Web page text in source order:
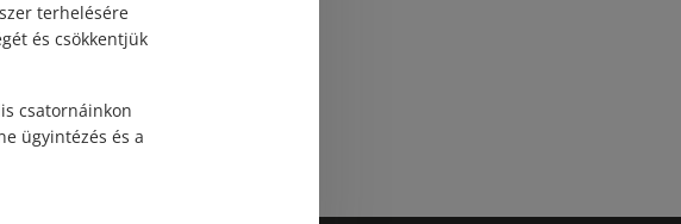
terhelésére
és csökkentjük
csatornáinkon
ügyintézés és a